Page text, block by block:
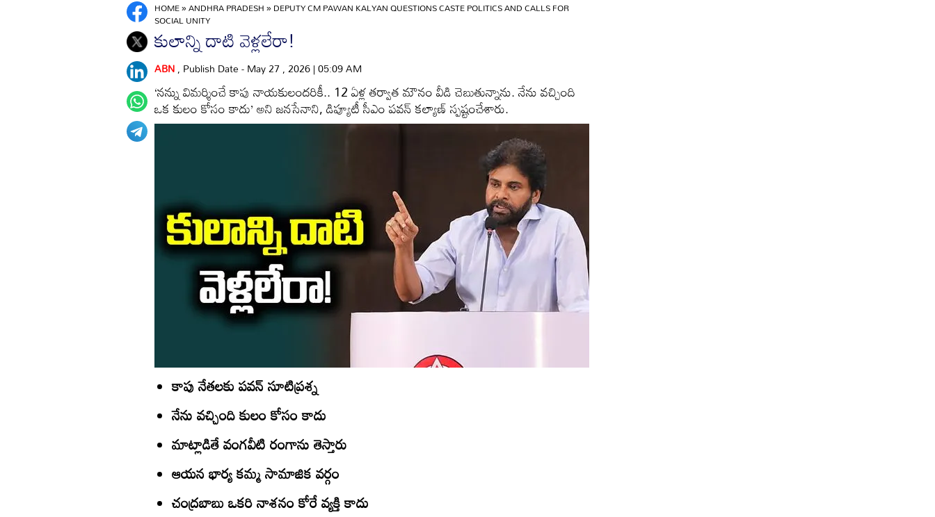
HOME»ANDHRA PRADESH»DEPUTY CM PAWAN KALYAN QUESTIONS CASTE POLITICS AND CALLS FOR
SOCIAL UNITY
కులాన్ని దాటి వెళ్లలేరా!
ABN, Publish Date - May 27 , 2026 | 05:09 AM
‘నన్ను విమర్శించే కాపు నాయకులందరికీ.. 12 ఏళ్ల తర్వాత మౌనం వీడి చెబుతున్నాను. నేను వచ్చింది
ఒక కులం కోసం కాదు’ అని జనసేనాని, డిప్యూటీ సీఎం పవన్‌ కల్యాణ్‌ స్పష్టంచేశారు.
కాపు నేతలకు పవన్‌ సూటిప్రశ్న
నేను వచ్చింది కులం కోసం కాదు
మాట్లాడితే వంగవీటి రంగాను తెస్తారు
ఆయన భార్య కమ్మ సామాజిక వర్గం
చంద్రబాబు ఒకరి నాశనం కోరే వ్యక్తి కాదు